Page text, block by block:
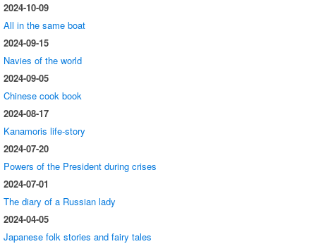
2024-10-09
All in the same boat
2024-09-15
Navies of the world
2024-09-05
Chinese cook book
2024-08-17
Kanamoris life-story
2024-07-20
Powers of the President during crises
2024-07-01
The diary of a Russian lady
2024-04-05
Japanese folk stories and fairy tales